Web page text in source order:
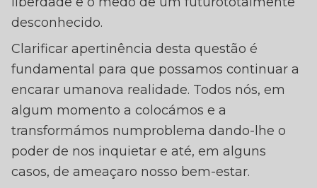
desconhecido.
Clarificar apertinência desta questão é
fundamental para que possamos continuar a
encarar umanova realidade. Todos nós, em
algum momento a colocámos e a
transformámos numproblema dando-lhe o
poder de nos inquietar e até, em alguns
casos, de ameaçaro nosso bem-estar.